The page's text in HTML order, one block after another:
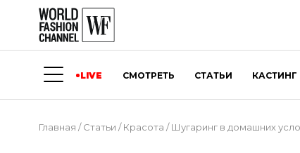
LIVE СМОТРЕТЬ СТАТЬИ КАСТИНГ
Главная /Статьи /Красота /Шугаринг в домашних